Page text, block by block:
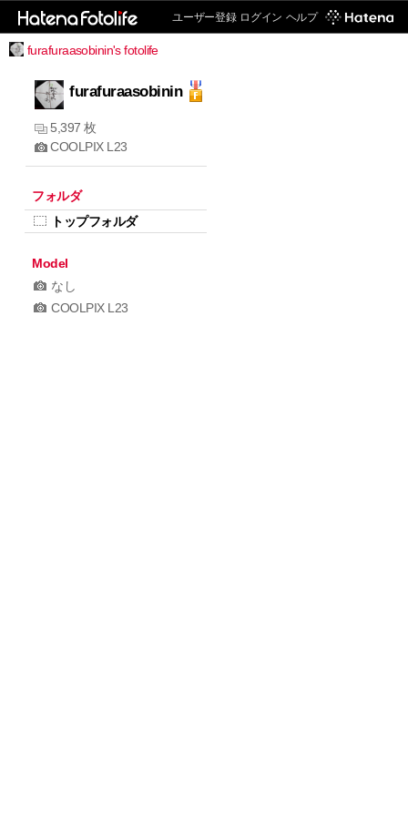
ユーザー登録 ログイン ヘルプ
furafuraasobinin's fotolife
furafuraasobinin
5,397 枚
COOLPIX L23
フォルダ
トップフォルダ
Model
なし
COOLPIX L23